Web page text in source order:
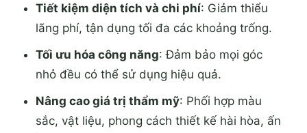
Tiết kiệm diện tích và chi phí: Giảm thiểu
lãng phí, tận dụng tối đa các khoảng trống.
Tối ưu hóa công năng: Đảm bảo mọi góc
nhỏ đều có thể sử dụng hiệu quả.
Nâng cao giá trị thẩm mỹ: Phối hợp màu
sắc, vật liệu, phong cách thiết kế hài hòa, ấn